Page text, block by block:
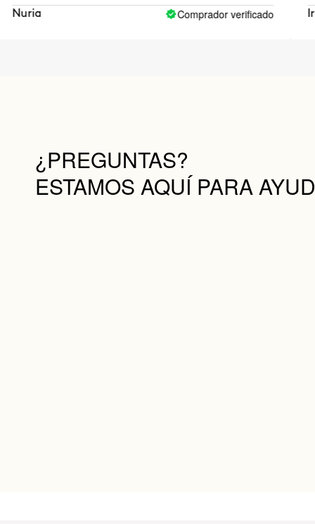
Comprador verificado Iria
¿PREGUNTAS?
ESTAMOS AQUÍ PARA